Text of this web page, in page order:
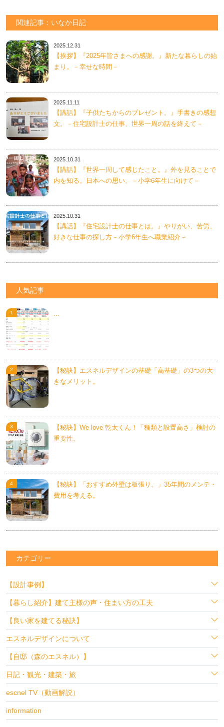
関連記事：いなか日記
2025.12.31
【挨拶】『2025年皆さまへの感謝。』新たな暮らしの始
まり。－幸せな時間－
2025.11.11
【講話】『子供たちからのプレゼント。』手書きの感想
文。－住宅設計士の仕事、世界一周の話を終えて－
2025.10.31
【講話】『世界一周して感じたこと。』外を見ることで
内を知る。日本への思い。－小学6年生に向けて－
2025.10.31
【講話】『住宅設計士の仕事とは。』やりがい、苦労、
好きな仕事の探し方－小学6年生へ職業紹介－
人気記事
...
【秘訣】エスネルデザインの基礎「高基礎」の3つの大
きなメリット。
【秘訣】We love 乾太くん！「種類と設置高さ」検討の
重要性。
【秘訣】「おすすめ外壁は板張り。」35年間のメンテ・
費用を考える。
カテゴリー
【設計事例】
【暮らし紹介】建て主様の声・住まい方の工夫
【良い家を建てる秘訣】
エスネルデザインについて
【自邸（森のエスネル）】
日記・観光・建築・旅
escnel TV（動画解説）
information